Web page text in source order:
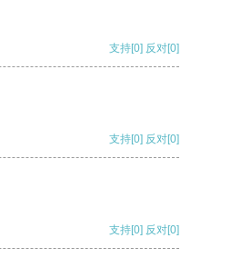
支持[0] 反对[0]
支持[0] 反对[0]
支持[0] 反对[0]